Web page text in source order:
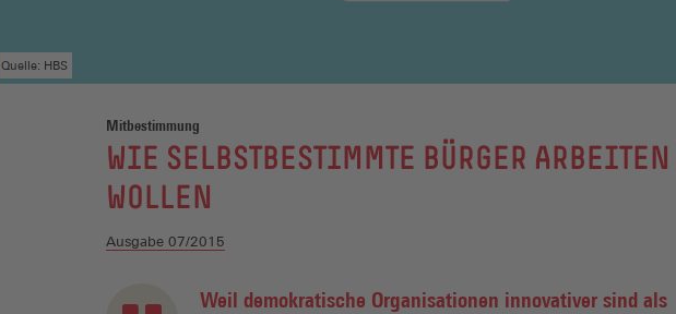
Quelle: HBS
Mitbestimmung
:
WIE SELBSTBESTIMMTE BÜRGER ARBEITEN
WOLLEN
Ausgabe 07/2015
Weil demokratische Organisationen innovativer sind als